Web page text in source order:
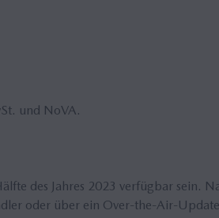
und NoVA.
des Jahres 2023 verfügbar sein.
oder über ein Over-the-Air-